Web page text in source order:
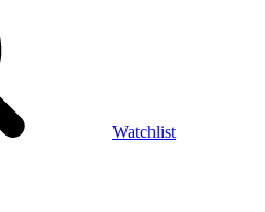
Watchlist